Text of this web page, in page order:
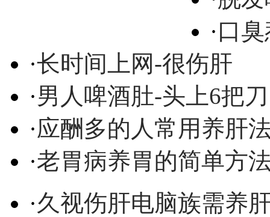
·口
·长时间上网-很伤肝
·男人啤酒肚-头上6把刀
·应酬多的人常用养肝
·老胃病养胃的简单方
·久视伤肝电脑族需养